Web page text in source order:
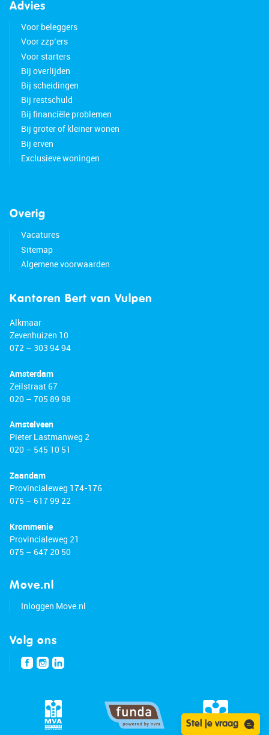
Advies
Voor beleggers
Voor zzp’ers
Voor starters
Bij overlijden
Bij scheidingen
Bij restschuld
Bij financiële problemen
Bij groter of kleiner wonen
Bij erven
Exclusieve woningen
Overig
Vacatures
Sitemap
Algemene voorwaarden
Kantoren Bert van Vulpen
Alkmaar
Zevenhuizen 10
072 – 303 94 94
Amsterdam
Zeilstraat 67
020 – 705 89 98
Amstelveen
Pieter Lastmanweg 2
020 – 545 10 51
Zaandam
Provincialeweg 174-176
075 – 617 99 22
Krommenie
Provincialeweg 21
075 – 647 20 50
Move.nl
Inloggen Move.nl
Volg ons
Stel je vraag